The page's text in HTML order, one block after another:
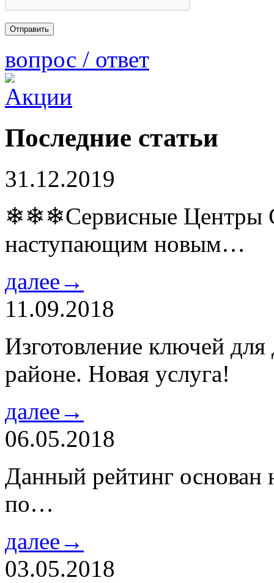
вопрос / ответ
Последние статьи
31.12.2019
❄❄❄Сервисные Центры
наступающим новым…
далее→
11.09.2018
Изготовление ключей
районе. Новая услуга!
далее→
06.05.2018
Данный рейтинг основан
по…
далее→
03.05.2018